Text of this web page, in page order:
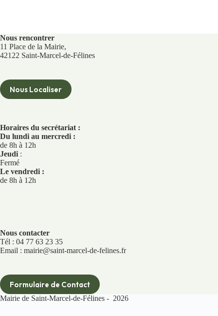
Nous rencontrer
11 Place de la Mairie,
42122 Saint-Marcel-de-Félines
Nous Localiser
Horaires du secrétariat :
Du lundi au mercredi :
de 8h à 12h
Jeudi :
Fermé
Le vendredi :
de 8h à 12h
Nous contacter
Tél : 04 77 63 23 35
Email : mairie@saint-marcel-de-felines.fr
Formulaire de Contact
Mairie de Saint-Marcel-de-Félines - 2026